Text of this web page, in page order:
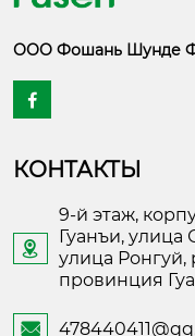
ООО Фошань Шунде

КОНТАКТЫ

9-й этаж,
Гуанъи,
улица
провинция
